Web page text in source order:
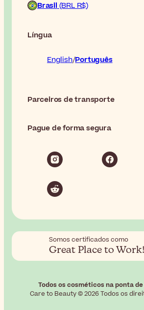
Brasil(BRL R$)
Língua
English Português
Parceiros de transporte
Pague de forma segura
Somos certificados como
Great Place to Work!
Todos os cosméticos na ponta
Care to Beauty © 2026 Todos os